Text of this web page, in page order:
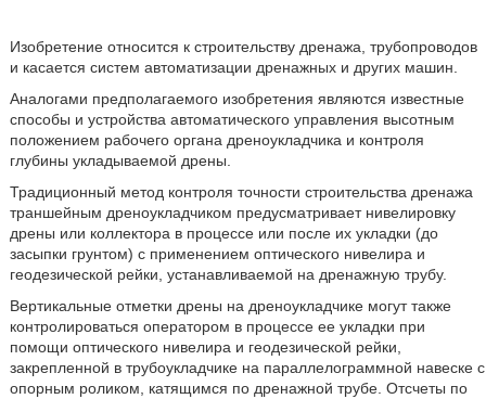
Изобретение относится к строительству дренажа, трубопроводов
и касается систем автоматизации дренажных и других машин.
Аналогами предполагаемого изобретения являются известные
способы и устройства автоматического управления высотным
положением рабочего органа дреноукладчика и контроля
глубины укладываемой дрены.
Традиционный метод контроля точности строительства дренажа
траншейным дреноукладчиком предусматривает нивелировку
дрены или коллектора в процессе или после их укладки (до
засыпки грунтом) с применением оптического нивелира и
геодезической рейки, устанавливаемой на дренажную трубу.
Вертикальные отметки дрены на дреноукладчике могут также
контролироваться оператором в процессе ее укладки при
помощи оптического нивелира и геодезической рейки,
закрепленной в трубоукладчике на параллелограммной навеске с
опорным роликом, катящимся по дренажной трубе. Отсчеты по